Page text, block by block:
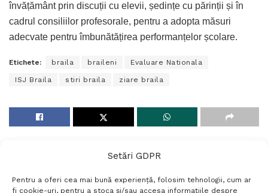
Setări GDPR
Pentru a oferi cea mai bună experiență, folosim tehnologii, cum ar
fi cookie-uri, pentru a stoca și/sau accesa informațiile despre
învățământ prin discuții cu elevii, ședințe cu părinții și în
cadrul consiliilor profesorale, pentru a adopta măsuri
adecvate pentru îmbunătățirea performanțelor școlare.
Etichete: braila braileni Evaluare Nationala
ISJ Braila stiri braila ziare braila